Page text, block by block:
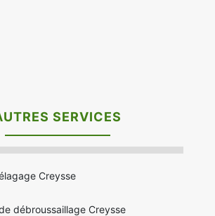
SERVICES
Creysse
débroussaillage Creysse